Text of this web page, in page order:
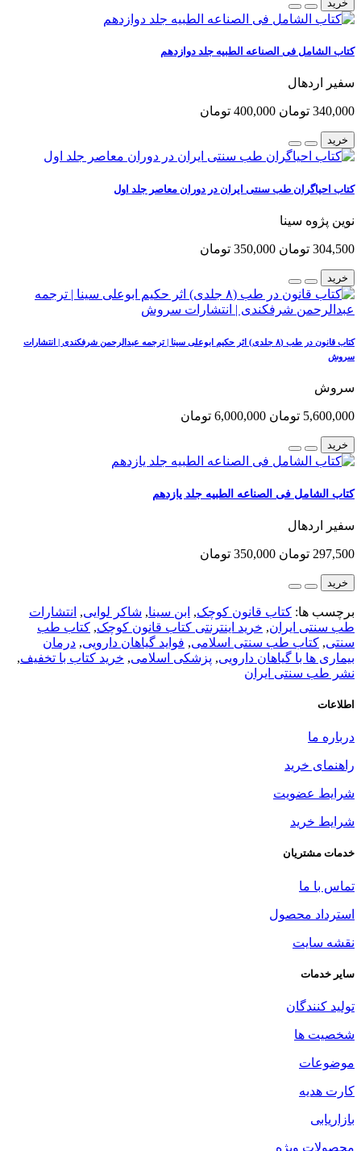
خرید
کتاب الشامل فی الصناعه الطبیه جلد دوازدهم
سفیر اردهال
340,000 تومان 400,000 تومان
خرید
کتاب احیاگران طب سنتی ایران در دوران معاصر جلد اول
نوین پژوه سینا
304,500 تومان 350,000 تومان
خرید
کتاب قانون در طب (۸ جلدی) اثر حکیم ابوعلی سینا | ترجمه عبدالرحمن شرفکندی | انتشارات
سروش
سروش
5,600,000 تومان 6,000,000 تومان
خرید
کتاب الشامل فی الصناعه الطبیه جلد یازدهم
سفیر اردهال
297,500 تومان 350,000 تومان
خرید
برچسب ها: کتاب قانون کوچک, ابن سینا, شاکر لوایی, انتشارات
طب سنتی ایران, خرید اینترنتی کتاب قانون کوچک, کتاب طب
سنتی, کتاب طب سنتی اسلامی, فواید گیاهان دارویی, درمان
بیماری ها با گیاهان دارویی, پزشکی اسلامی, خرید کتاب با تخفیف,
نشر طب سنتی ایران
اطلاعات
درباره ما
راهنمای خرید
شرایط عضویت
شرایط خرید
خدمات مشتریان
تماس با ما
استرداد محصول
نقشه سایت
سایر خدمات
تولید کنندگان
شخصیت ها
موضوعات
کارت هدیه
بازاریابی
محصولات ویژه